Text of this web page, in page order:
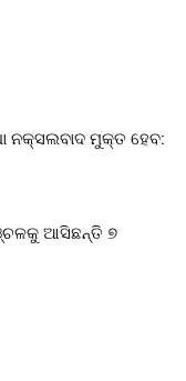
ନକ୍ସଲବାଦ ମୁକ୍ତ ହେବ:
ଆସିଛନ୍ତି ୭